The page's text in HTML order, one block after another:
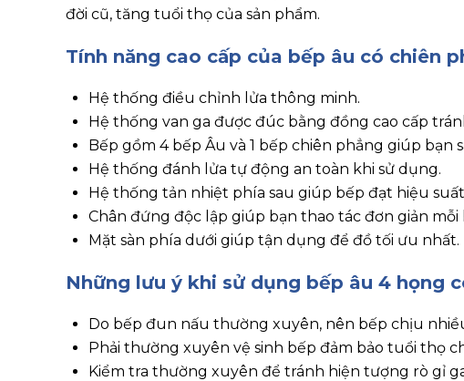
đời cũ, tăng tuổi thọ của sản phẩm.
Tính năng cao cấp của bếp âu có chiên
Hệ thống điều chỉnh lửa thông minh.
Hệ thống van ga được đúc bằng đồng cao cấp
Bếp gồm 4 bếp Âu và 1 bếp chiên phẳng giúp bạn
Hệ thống đánh lửa tự động an toàn khi sử dụng.
Hệ thống tản nhiệt phía sau giúp bếp đạt hiệu
Chân đứng độc lập giúp bạn thao tác đơn giản mỗi
Mặt sàn phía dưới giúp tận dụng để đồ tối ưu nhất.
Những lưu ý khi sử dụng bếp âu 4 họng
Do bếp đun nấu thường xuyên, nên bếp chịu
Phải thường xuyên vệ sinh bếp đảm bảo tuổi thọ
Kiểm tra thường xuyên để tránh hiện tượng rò gỉ